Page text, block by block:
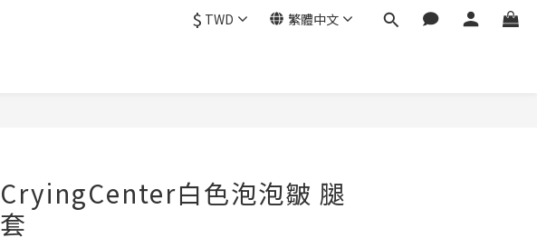
$ TWD 繁體中文
CryingCenter白色泡泡皺 腿
套